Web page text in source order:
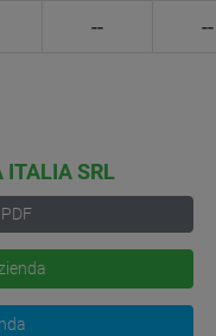
-- --
ITALIA SRL